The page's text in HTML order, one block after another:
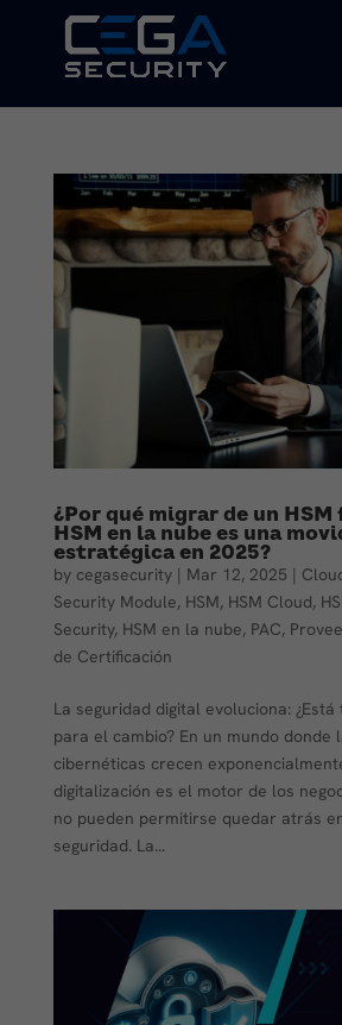
¿Por qué migrar de un HSM
HSM en la nube es una
estratégica en 2025?
by cegasecurity| Mar 12, 2025 |
Security Module, HSM, HSM Cloud,
Security, HSM en la nube, PAC,
de Certificación
La seguridad digital evoluciona:
para el cambio? En un mundo donde
cibernéticas crecen
digitalización es el motor de los
no pueden permitirse quedar atrás
seguridad. La...